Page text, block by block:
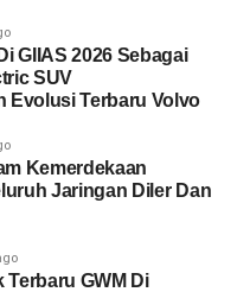
GIIAS 2026 Sebagai
SUV
Evolusi Terbaru Volvo
Kemerdekaan
Jaringan Diler Dan
Terbaru GWM Di